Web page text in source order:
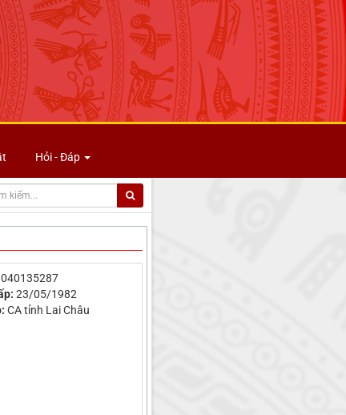
Hỏi - Đáp
040135287
23/05/1982
CA tỉnh Lai Châu